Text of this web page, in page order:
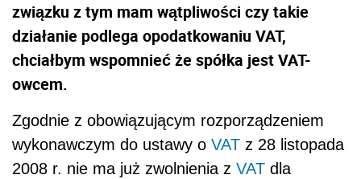
związku z tym mam wątpliwości czy takie
działanie podlega opodatkowaniu VAT,
chciałbym wspomnieć że spółka jest VAT-
owcem.
Zgodnie z obowiązującym rozporządzeniem
wykonawczym do ustawy o VAT z 28 listopada
2008 r. nie ma już zwolnienia z VAT dla